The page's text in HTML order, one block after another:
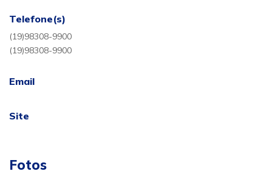
Telefone(s)
(19)98308-9900
(19)98308-9900
Email
Site
Fotos